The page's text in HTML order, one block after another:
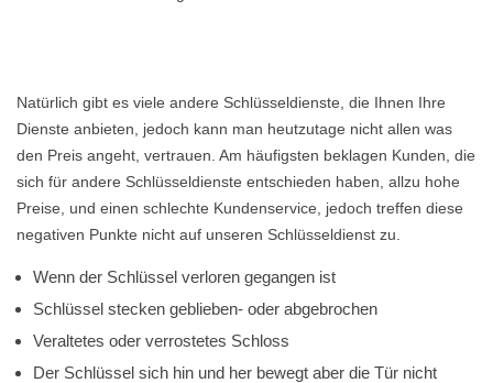
Natürlich gibt es viele andere Schlüsseldienste, die Ihnen Ihre
Dienste anbieten, jedoch kann man heutzutage nicht allen was
den Preis angeht, vertrauen. Am häufigsten beklagen Kunden, die
sich für andere Schlüsseldienste entschieden haben, allzu hohe
Preise, und einen schlechte Kundenservice, jedoch treffen diese
negativen Punkte nicht auf unseren Schlüsseldienst zu.
Wenn der Schlüssel verloren gegangen ist
Schlüssel stecken geblieben- oder abgebrochen
Veraltetes oder verrostetes Schloss
Der Schlüssel sich hin und her bewegt aber die Tür nicht